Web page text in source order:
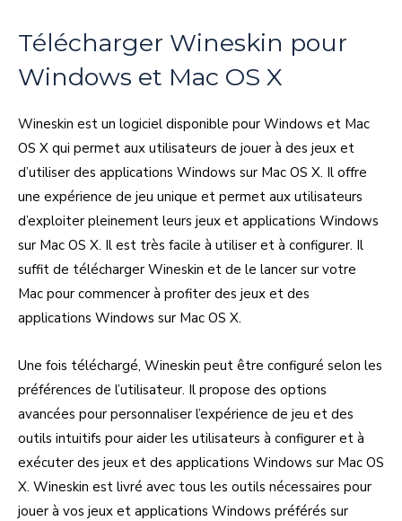
Télécharger Wineskin pour
Windows et Mac OS X
Wineskin est un logiciel disponible pour Windows et Mac
OS X qui permet aux utilisateurs de jouer à des jeux et
d’utiliser des applications Windows sur Mac OS X. Il offre
une expérience de jeu unique et permet aux utilisateurs
d’exploiter pleinement leurs jeux et applications Windows
sur Mac OS X. Il est très facile à utiliser et à configurer. Il
suffit de télécharger Wineskin et de le lancer sur votre
Mac pour commencer à profiter des jeux et des
applications Windows sur Mac OS X.
Une fois téléchargé, Wineskin peut être configuré selon les
préférences de l’utilisateur. Il propose des options
avancées pour personnaliser l’expérience de jeu et des
outils intuitifs pour aider les utilisateurs à configurer et à
exécuter des jeux et des applications Windows sur Mac OS
X. Wineskin est livré avec tous les outils nécessaires pour
jouer à vos jeux et applications Windows préférés sur